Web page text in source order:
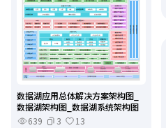
数据湖应用总体解决方案架构图_
数据湖架构图_数据湖系统架构图
639
3
13